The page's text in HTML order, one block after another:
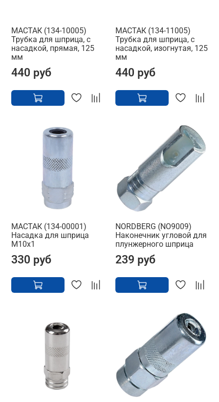
МАСТАК (134-10005)
Трубка для шприца, с
насадкой, прямая, 125
мм
440 руб
МАСТАК (134-11005)
Трубка для шприца, с
насадкой, изогнутая, 125
мм
440 руб
МАСТАК (134-00001)
Насадка для шприца
М10х1
330 руб
NORDBERG (NO9009)
Наконечник угловой для
плунжерного шприца
239 руб